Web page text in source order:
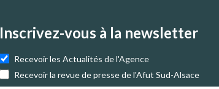
Inscrivez-vous à la newsletter
Recevoir les Actualités de l'Agence
Recevoir la revue de presse de l'Afut Sud-Alsace